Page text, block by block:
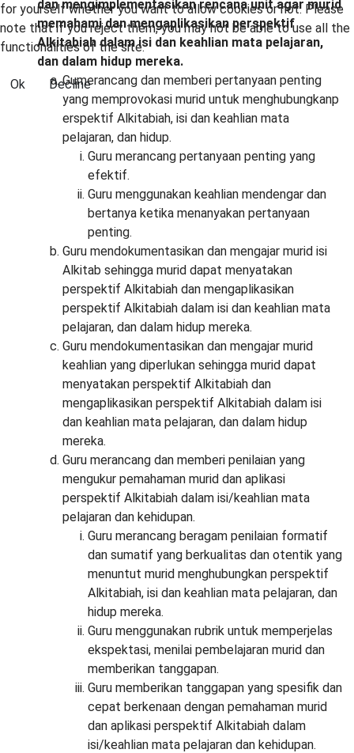
dan mengimplementasikan rencana unit agar murid
memahami dan mengaplikasikan perspektif
Alkitabiah dalam isi dan keahlian mata pelajaran,
dan dalam hidup mereka.
Gumerancang dan memberi pertanyaan penting
yang memprovokasi murid untuk menghubungkanp
erspektif Alkitabiah, isi dan keahlian mata
pelajaran, dan hidup.
Guru merancang pertanyaan penting yang
efektif.
Guru menggunakan keahlian mendengar dan
bertanya ketika menanyakan pertanyaan
penting.
Guru mendokumentasikan dan mengajar murid isi
Alkitab sehingga murid dapat menyatakan
perspektif Alkitabiah dan mengaplikasikan
perspektif Alkitabiah dalam isi dan keahlian mata
pelajaran, dan dalam hidup mereka.
Guru mendokumentasikan dan mengajar murid
keahlian yang diperlukan sehingga murid dapat
menyatakan perspektif Alkitabiah dan
mengaplikasikan perspektif Alkitabiah dalam isi
dan keahlian mata pelajaran, dan dalam hidup
mereka.
Guru merancang dan memberi penilaian yang
mengukur pemahaman murid dan aplikasi
perspektif Alkitabiah dalam isi/keahlian mata
pelajaran dan kehidupan.
Guru merancang beragam penilaian formatif
dan sumatif yang berkualitas dan otentik yang
menuntut murid menghubungkan perspektif
Alkitabiah, isi dan keahlian mata pelajaran, dan
hidup mereka.
Guru menggunakan rubrik untuk memperjelas
ekspektasi, menilai pembelajaran murid dan
memberikan tanggapan.
Guru memberikan tanggapan yang spesifik dan
cepat berkenaan dengan pemahaman murid
dan aplikasi perspektif Alkitabiah dalam
isi/keahlian mata pelajaran dan kehidupan.
for yourself whether you want to allow cookies or not. Please
note that if you reject them, you may not be able to use all the
functionalities of the site.
Ok Decline